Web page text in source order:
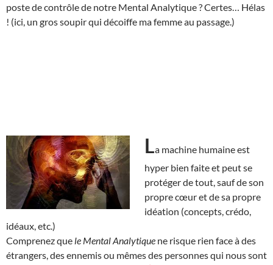
poste de contrôle de notre Mental Analytique ? Certes… Hélas
! (ici, un gros soupir qui décoiffe ma femme au passage.)
La machine humaine est
hyper bien faite et peut se
protéger de tout, sauf de son
propre cœur et de sa propre
idéation (concepts, crédo,
idéaux, etc.)
Comprenez que le Mental Analytique ne risque rien face à des
étrangers, des ennemis ou mêmes des personnes qui nous sont